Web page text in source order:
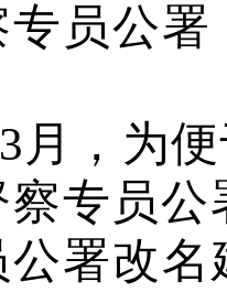
员公
月，为
专员
署改